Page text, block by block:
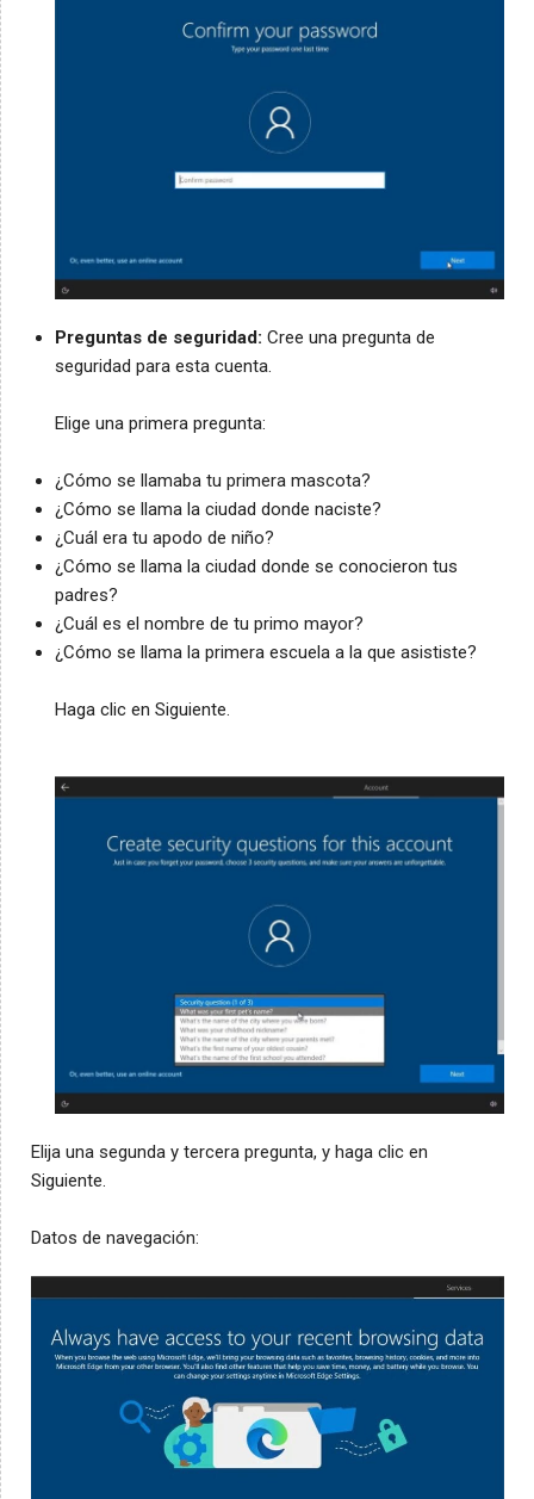
Preguntas de seguridad: Cree una pregunta de
seguridad para esta cuenta.
Elige una primera pregunta:
¿Cómo se llamaba tu primera mascota?
¿Cómo se llama la ciudad donde naciste?
¿Cuál era tu apodo de niño?
¿Cómo se llama la ciudad donde se conocieron tus
padres?
¿Cuál es el nombre de tu primo mayor?
¿Cómo se llama la primera escuela a la que asististe?
Haga clic en Siguiente.
Elija una segunda y tercera pregunta, y haga clic en
Siguiente.
Datos de navegación: